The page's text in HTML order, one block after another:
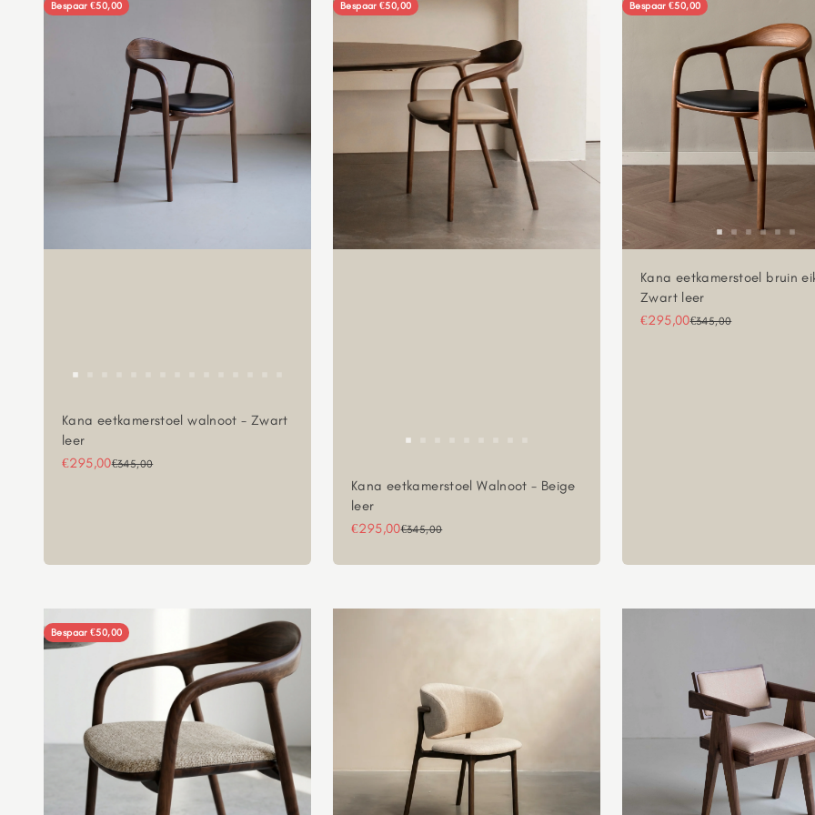
Bespaar €50,00
Kana eetkamerstoel walnoot - Zwart
leer
Aanbiedingsprijs
€295,00Normale prijs
€345,00
Bespaar €50,00
Kana eetkamerstoel Walnoot - Beige
leer
Aanbiedingsprijs
€295,00Normale prijs
€345,00
Bespaar €50,00
Kana eetkamerstoel bruin
Zwart leer
Aanbiedingsprijs
€295,00Normale prijs
€345,00
Bespaar €50,00